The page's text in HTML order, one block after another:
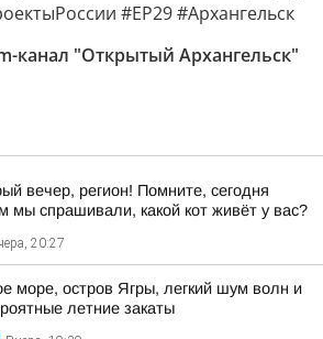
#ЕР29 #Архангельск
канал "Открытый Архангельск"
вечер, регион! Помните, сегодня
мы спрашивали, какой кот живёт у вас?
20:27
море, остров Ягры, легкий шум волн и
летние закаты